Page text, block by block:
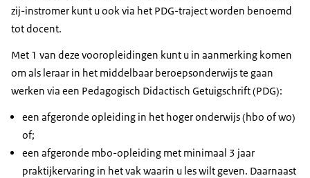
zij-instromer kunt u ook via het PDG-traject worden benoemd
tot docent.
Met 1 van deze vooropleidingen kunt u in aanmerking komen
om als leraar in het middelbaar beroepsonderwijs te gaan
werken via een Pedagogisch Didactisch Getuigschrift (PDG):
een afgeronde opleiding in het hoger onderwijs (hbo of wo)
of;
een afgeronde mbo-opleiding met minimaal 3 jaar
praktijkervaring in het vak waarin u les wilt geven. Daarnaast